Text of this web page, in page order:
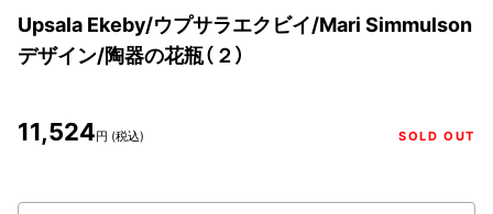
Upsala Ekeby/ウプサラエクビイ/Mari Simmulson
デザイン/陶器の花瓶（２）
11,524円 (税込) SOLD OUT